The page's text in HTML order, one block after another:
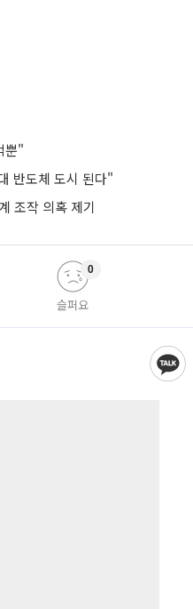
뿐"
반도체 도시 된다"
조작 의혹 제기
슬퍼요
0